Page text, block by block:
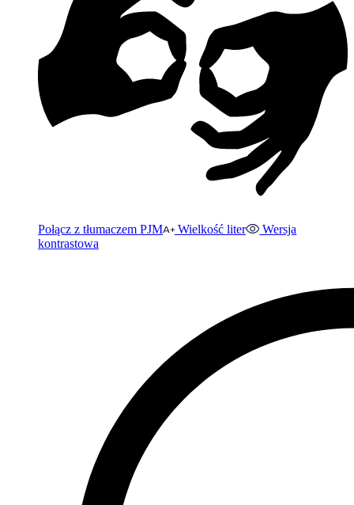
Połącz z tłumaczem PJM Wielkość liter
Wersja
kontrastowa